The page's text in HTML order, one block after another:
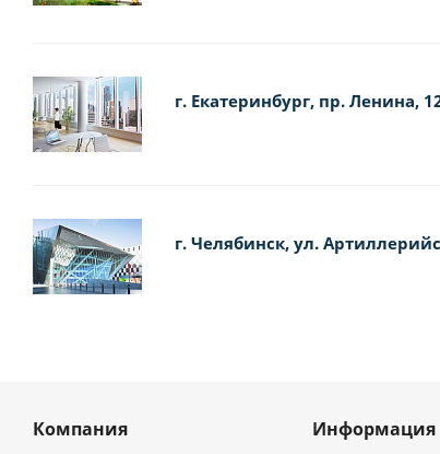
г. Екатеринбург, пр. Ленина,
г. Челябинск, ул.
Компания Информация